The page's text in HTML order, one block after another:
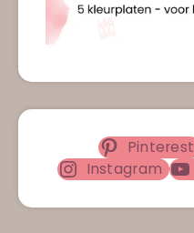
Pinterest
Instagram